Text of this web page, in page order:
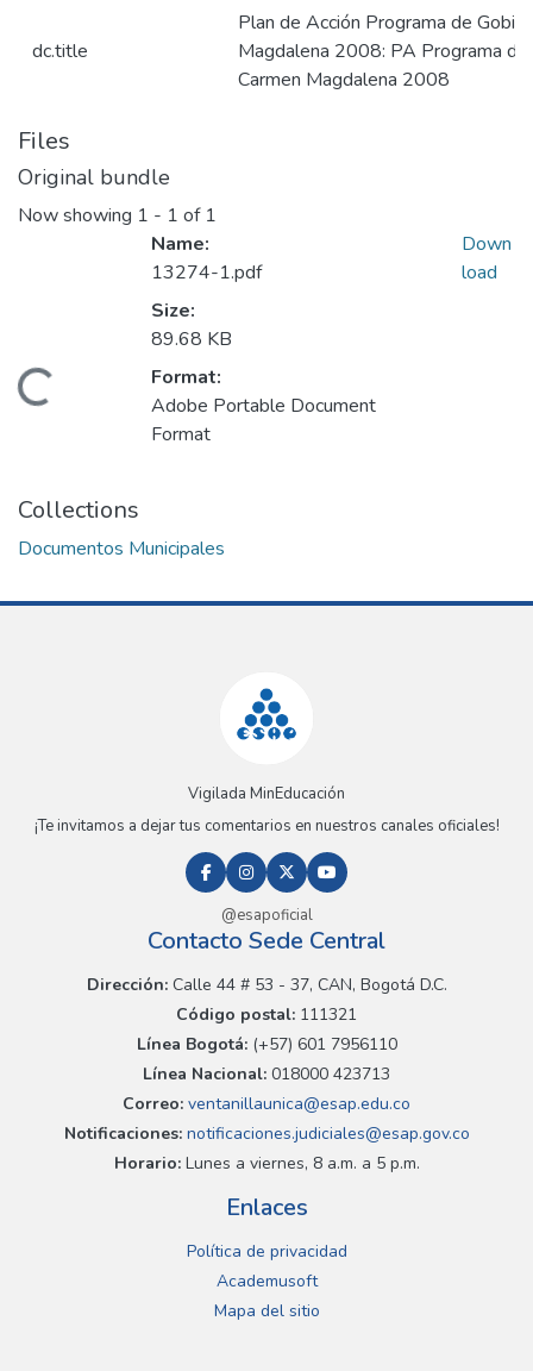
dc.title
Plan de Acción Programa de
Magdalena 2008: PA Programa
Carmen Magdalena 2008
Files
Original bundle
Now showing 1 - 1 of 1
Loading...
Name:
13274-1.pdf
Size:
89.68 KB
Format:
Adobe Portable Document
Format
Down
load
Collections
Documentos Municipales
Vigilada MinEducación
¡Te invitamos a dejar tus comentarios en nuestros canales oficiales!
@esapoficial
Contacto Sede Central
Dirección:Calle 44 # 53 - 37, CAN, Bogotá D.C.
Código postal: 111321
Línea Bogotá:(+57) 601 7956110
Línea Nacional: 018000 423713
Correo: ventanillaunica@esap.edu.co
Notificaciones:notificaciones.judiciales@esap.gov.co
Horario:Lunes a viernes, 8 a.m. a 5 p.m.
Enlaces
Política de privacidad
Academusoft
Mapa del sitio